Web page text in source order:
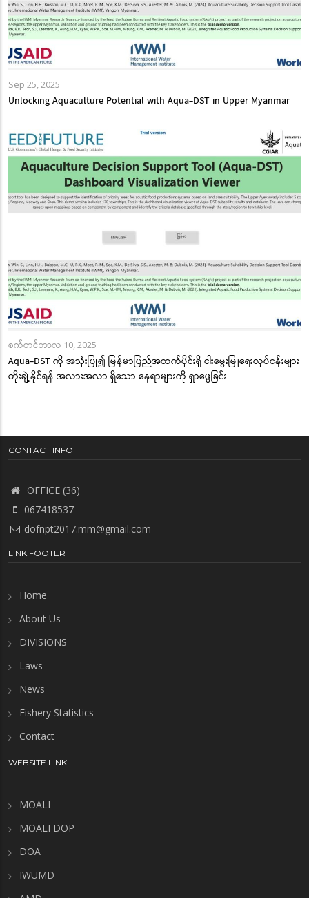
Sep 25, 2025
Unlocking Aquaculture Potential with Aqua-DST in Upper Myanmar
စက်တင်ဘာလ 10, 2025
Aqua-DST ကို အသုံးပြု၍ မြန်မာပြည်အထက်ပိုင်းရှိ ငါးမွေးမြူရေးလုပ်ငန်းများ
တိုးချဲ့နိုင်ရန် အလားအလာ ရှိသော နေရာများကို ရှာဖွေခြင်း
CONTACT INFO
OFFICE (36)
067418537
dofnpt2017.mm@gmail.com
LINK FOOTER
Home
About Us
DIVISIONS
Laws
News
Fishery Statistics
Contact
WEBSITE LINK
MOALI
MOALI DOP
DOA
IWUMD